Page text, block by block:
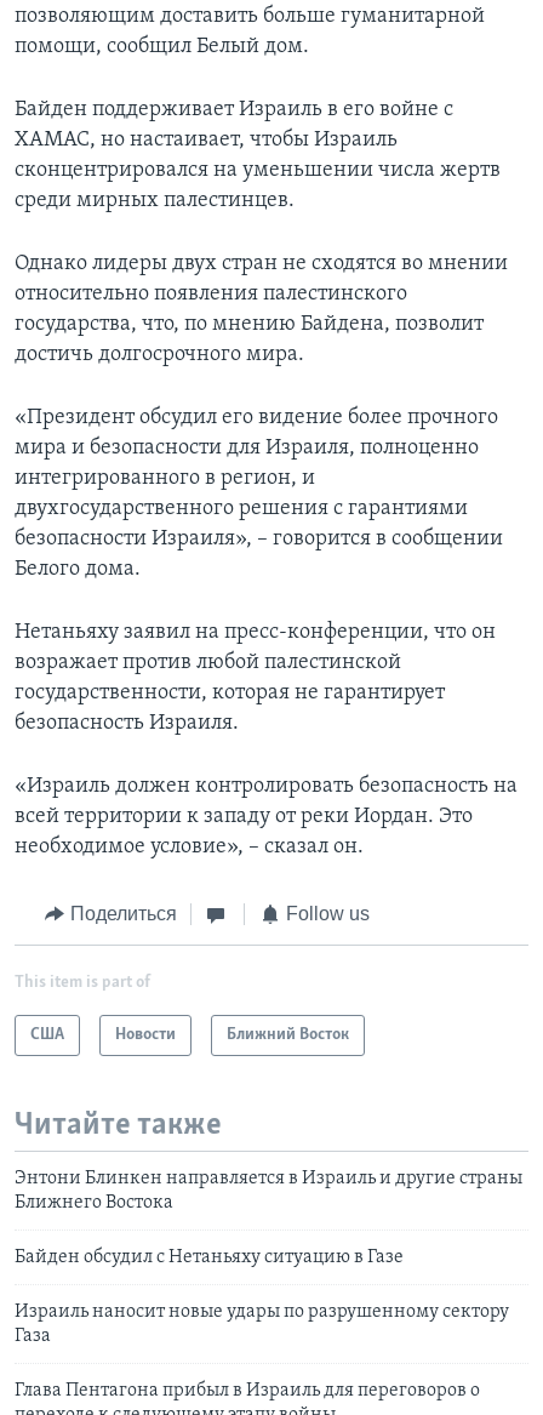
позволяющим доставить больше гуманитарной
помощи, сообщил Белый дом.
Байден поддерживает Израиль в его войне с
ХАМАС, но настаивает, чтобы Израиль
сконцентрировался на уменьшении числа жертв
среди мирных палестинцев.
Однако лидеры двух стран не сходятся во мнении
относительно появления палестинского
государства, что, по мнению Байдена, позволит
достичь долгосрочного мира.
«Президент обсудил его видение более прочного
мира и безопасности для Израиля, полноценно
интегрированного в регион, и
двухгосударственного решения с гарантиями
безопасности Израиля», – говорится в сообщении
Белого дома.
Нетаньяху заявил на пресс-конференции, что он
возражает против любой палестинской
государственности, которая не гарантирует
безопасность Израиля.
«Израиль должен контролировать безопасность на
всей территории к западу от реки Иордан. Это
необходимое условие», – сказал он.
Поделиться Follow us
This item is part of
США Новости Ближний Восток
Читайте также
Энтони Блинкен направляется в Израиль и другие страны
Ближнего Востока
Байден обсудил с Нетаньяху ситуацию в Газе
Израиль наносит новые удары по разрушенному сектору
Газа
Глава Пентагона прибыл в Израиль для переговоров о